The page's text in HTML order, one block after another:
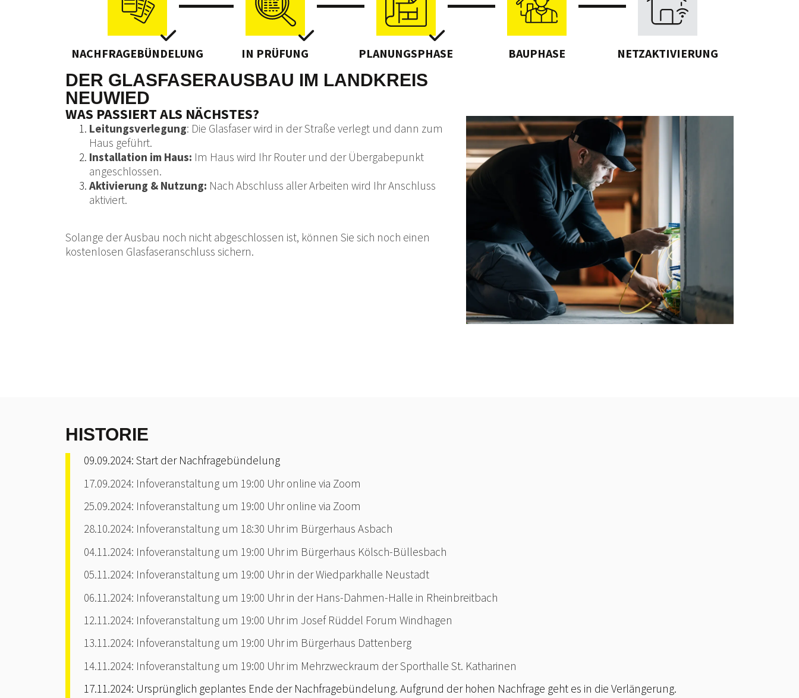
NACHFRAGEBÜNDELUNG IN PRÜFUNG PLANUNGSPHASE BAUPHASE NETZAKTIVIERUNG
DER GLASFASERAUSBAU IM LANDKREIS
NEUWIED
WAS PASSIERT ALS NÄCHSTES?
Leitungsverlegung: Die Glasfaser wird in der Straße verlegt und dann zum
Haus geführt.
Installation im Haus: Im Haus wird Ihr Router und der Übergabepunkt
angeschlossen.
Aktivierung & Nutzung: Nach Abschluss aller Arbeiten wird Ihr Anschluss
aktiviert.
Solange der Ausbau noch nicht abgeschlossen ist, können Sie sich noch einen
kostenlosen Glasfaseranschluss sichern.
HISTORIE
09.09.2024: Start der Nachfragebündelung
17.09.2024: Infoveranstaltung um 19:00 Uhr online via Zoom
25.09.2024: Infoveranstaltung um 19:00 Uhr online via Zoom
28.10.2024: Infoveranstaltung um 18:30 Uhr im Bürgerhaus Asbach
04.11.2024: Infoveranstaltung um 19:00 Uhr im Bürgerhaus Kölsch-Büllesbach
05.11.2024: Infoveranstaltung um 19:00 Uhr in der Wiedparkhalle Neustadt
06.11.2024: Infoveranstaltung um 19:00 Uhr in der Hans-Dahmen-Halle in Rheinbreitbach
12.11.2024: Infoveranstaltung um 19:00 Uhr im Josef Rüddel Forum Windhagen
13.11.2024: Infoveranstaltung um 19:00 Uhr im Bürgerhaus Dattenberg
14.11.2024: Infoveranstaltung um 19:00 Uhr im Mehrzweckraum der Sporthalle St. Katharinen
17.11.2024: Ursprünglich geplantes Ende der Nachfragebündelung. Aufgrund der hohen Nachfrage geht es in die Verlängerung.